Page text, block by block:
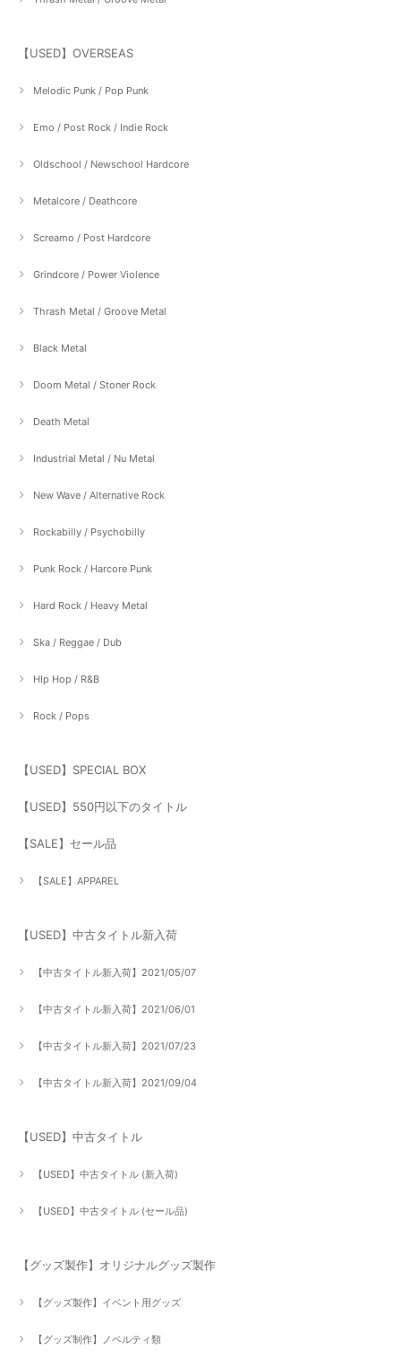
【USED】OVERSEAS
Melodic Punk / Pop Punk
Emo / Post Rock / Indie Rock
Oldschool / Newschool Hardcore
Metalcore / Deathcore
Screamo / Post Hardcore
Grindcore / Power Violence
Thrash Metal / Groove Metal
Black Metal
Doom Metal / Stoner Rock
Death Metal
Industrial Metal / Nu Metal
New Wave / Alternative Rock
Rockabilly / Psychobilly
Punk Rock / Harcore Punk
Hard Rock / Heavy Metal
Ska / Reggae / Dub
HIp Hop / R&B
Rock / Pops
【USED】SPECIAL BOX
【USED】550円以下のタイトル
【SALE】セール品
【SALE】APPAREL
【USED】中古タイトル新入荷
【中古タイトル新入荷】2021/05/07
【中古タイトル新入荷】2021/06/01
【中古タイトル新入荷】2021/07/23
【中古タイトル新入荷】2021/09/04
【USED】中古タイトル
【USED】中古タイトル (新入荷)
【USED】中古タイトル (セール品)
【グッズ製作】オリジナルグッズ製作
【グッズ製作】イベント用グッズ
【グッズ制作】ノベルティ類